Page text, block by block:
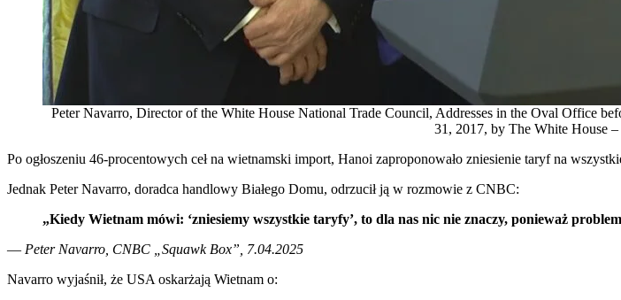
Peter Navarro, Director of the White House National Trade Council, Addresses in the Oval Office
31, 2017, by The White House
Po ogłoszeniu 46-procentowych ceł na wietnamski import, Hanoi zaproponowało zniesienie taryf na
Jednak Peter Navarro, doradca handlowy Białego Domu, odrzucił ją w rozmowie z CNBC:
„Kiedy Wietnam mówi: ‘zniesiemy wszystkie taryfy’, to dla nas nic nie znaczy, ponieważ
— Peter Navarro, CNBC „Squawk Box”, 7.04.2025
Navarro wyjaśnił, że USA oskarżają Wietnam o: